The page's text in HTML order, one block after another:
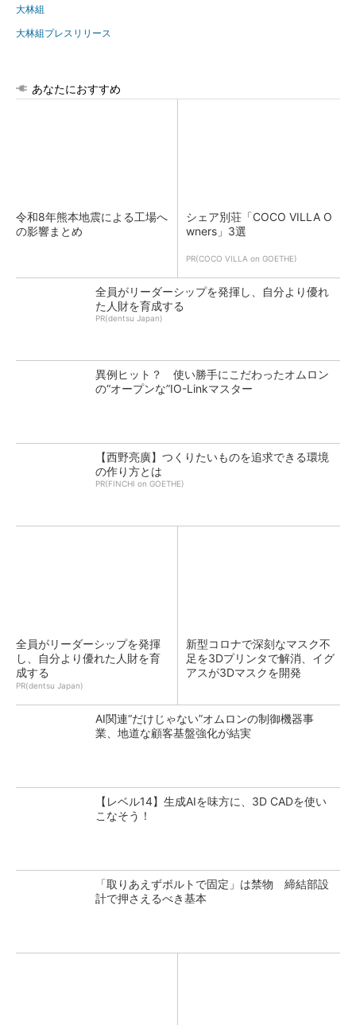
大林組
大林組プレスリリース
あなたにおすすめ
令和8年熊本地震による工場へ
の影響まとめ
シェア別荘「COCO VILLA O
wners」3選
PR(COCO VILLA on GOETHE)
全員がリーダーシップを発揮し、自分より優れ
た人財を育成する
PR(dentsu Japan)
異例ヒット？ 使い勝手にこだわったオムロン
の“オープンな”IO-Linkマスター
【西野亮廣】つくりたいものを追求できる環境
の作り方とは
PR(FINCHI on GOETHE)
全員がリーダーシップを発揮
し、自分より優れた人財を育
成する
PR(dentsu Japan)
新型コロナで深刻なマスク不
足を3Dプリンタで解消、イグ
アスが3Dマスクを開発
AI関連“だけじゃない”オムロンの制御機器事
業、地道な顧客基盤強化が結実
【レベル14】生成AIを味方に、3D CADを使い
こなそう！
「取りあえずボルトで固定」は禁物 締結部設
計で押さえるべき基本